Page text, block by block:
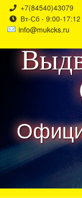
+7(84540)43079
Вт-Сб - 9:00-17:12
info@mukcks.ru